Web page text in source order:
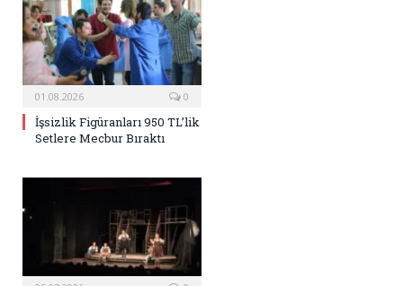
01.08.2026 0
İşsizlik Figüranları 950 TL’lik
Setlere Mecbur Bıraktı